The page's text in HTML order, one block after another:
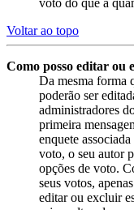
Voltar ao topo
Como posso editar ou
Da mesma forma
poderão ser
administradores
primeira
enquete
voto, o seu autor
opções de voto.
seus votos,
editar ou excluir